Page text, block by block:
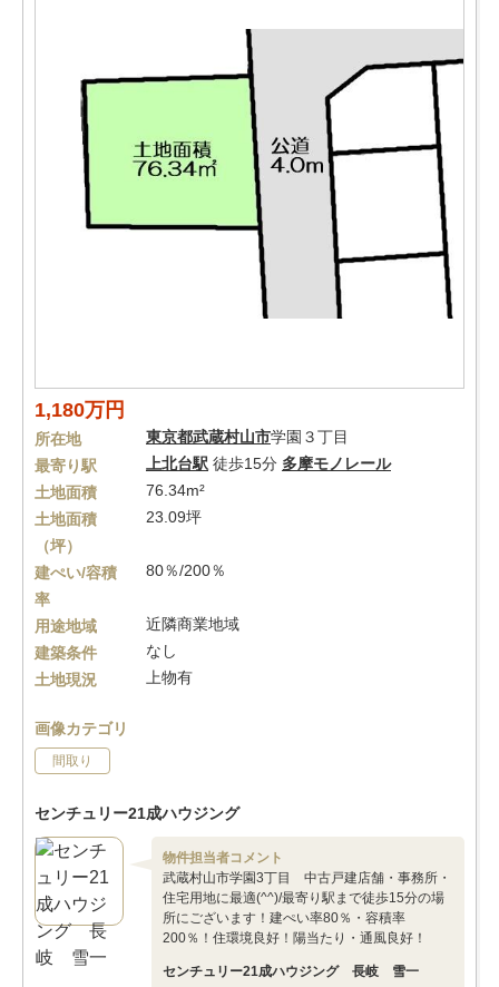
1,180万円
所在地 東京都武蔵村山市学園３丁目
最寄り駅
上北台駅 徒歩15分 多摩モノレール
土地面積
76.34m²
土地面積
（坪）
23.09坪
建ぺい/容積
率
80％/200％
用途地域
近隣商業地域
建築条件
なし
土地現況
上物有
画像カテゴリ
間取り
センチュリー21成ハウジング
物件担当者コメント
武蔵村山市学園3丁目 中古戸建店舗・事務所・
住宅用地に最適(^^)/最寄り駅まで徒歩15分の場
所にございます！建ぺい率80％・容積率
200％！住環境良好！陽当たり・通風良好！
センチュリー21成ハウジング 長岐 雪一